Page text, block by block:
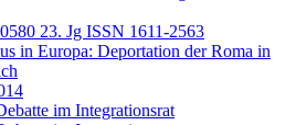
23. Jg ISSN 1611-2563
in Europa: Deportation der Roma in
im Integrationsrat